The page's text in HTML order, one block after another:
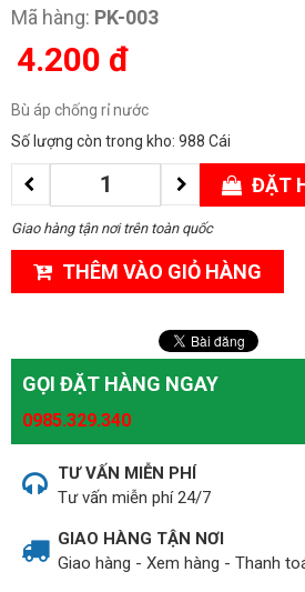
Mã hàng: PK-003
4.200 đ
Bù áp chống rỉ nước
Số lượng còn trong kho: 988 Cái
ĐẶT
Giao hàng tận nơi trên toàn quốc
THÊM VÀO GIỎ HÀNG
GỌI ĐẶT HÀNG NGAY
0985.329.340
TƯ VẤN MIỄN PHÍ
Tư vấn miễn phí 24/7
GIAO HÀNG TẬN NƠI
Giao hàng - Xem hàng - Thanh